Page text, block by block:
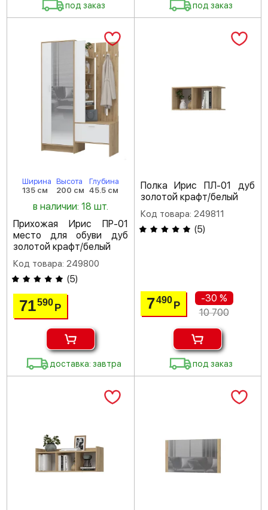
под заказ под заказ
Ширина
135 см
Высота
200 см
Глубина
45.5 см
в наличии: 18 шт.
Прихожая Ирис ПР-01
место для обуви дуб
золотой крафт/белый
Код товара: 249800
(5)
71590 Р
доставка: завтра
Полка Ирис ПЛ-01 дуб
золотой крафт/белый
Код товара: 249811
(5)
7490 Р
-30 %
10 700
под заказ